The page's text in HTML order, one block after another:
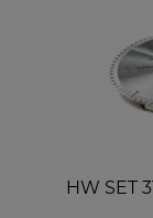
HW SET